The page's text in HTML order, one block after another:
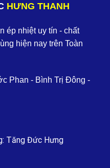
HƯNG THANH
ép nhiệt uy tín - chất
hiện nay trên Toàn
Phan - Bình Trị Đông -
Tăng Đức Hưng